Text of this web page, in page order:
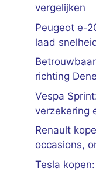
vergelijken
Peugeot e-
laad
richting
Vespa
verzekering
Renault
occasions,
Tesla